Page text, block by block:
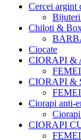
Cercei argint
Chiloti &
Ciocate
CIORAPI &
FEMEI
CIORAPI &
FEMEI
Ciorapi anti-
CIORAPI
FEMEI